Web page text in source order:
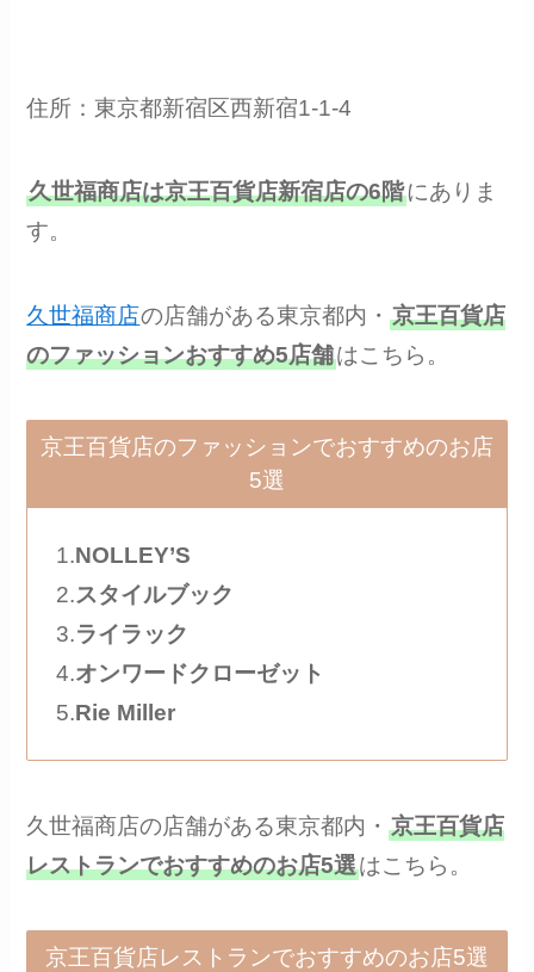
住所：東京都新宿区西新宿1-1-4
久世福商店は京王百貨店新宿店の6階にありま
す。
久世福商店の店舗がある東京都内・京王百貨店
のファッションおすすめ5店舗はこちら。
京王百貨店のファッションでおすすめのお店
5選
1.NOLLEY’S
2.スタイルブック
3.ライラック
4.オンワードクローゼット
5.Rie Miller
久世福商店の店舗がある東京都内・京王百貨店
レストランでおすすめのお店5選はこちら。
京王百貨店レストランでおすすめのお店5選